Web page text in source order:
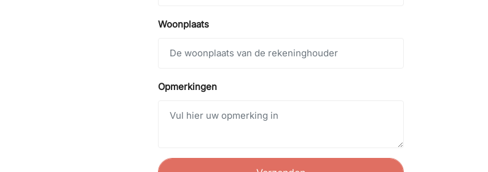
Woonplaats
Opmerkingen